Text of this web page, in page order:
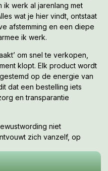
ik werk al jarenlang met
wat je hier vindt, ontstaat
afstemming en een diepe
ik werk.
om snel te verkopen,
klopt. Elk product wordt
op de energie van
dat een bestelling iets
en transparantie
niet
zich vanzelf, op